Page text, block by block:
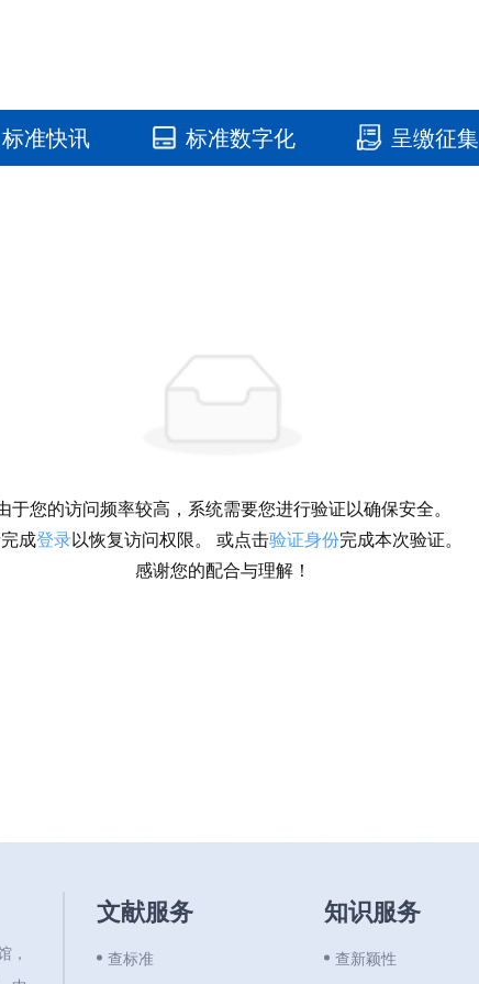
标准快讯 标准数字化 呈缴征集
于您的访问频率较高，系统需要您进行验证以确保安全。
成登录以恢复访问权限。 或点击验证身份完成本次验证。
感谢您的配合与理解！
，
文献服务
查标准
知识服务
查新颖性